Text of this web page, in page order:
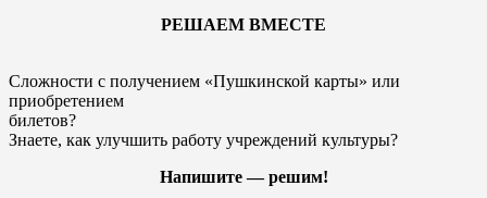
РЕШАЕМ ВМЕСТЕ
Сложности с получением «Пушкинской карты» или
приобретением
билетов?
Знаете, как улучшить работу учреждений культуры?
Напишите — решим!